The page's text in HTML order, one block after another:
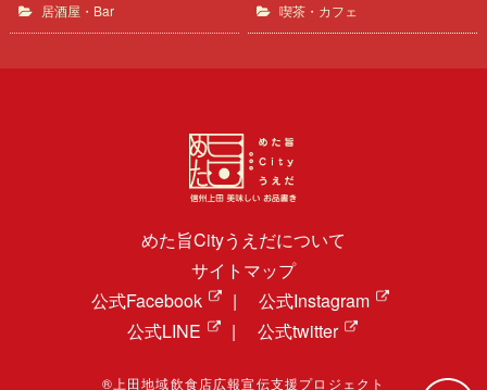
居酒屋・Bar 喫茶・カフェ
めた旨Cityうえだについて
サイトマップ
公式Facebook
| 公式Instagram
公式LINE
| 公式twitter
®上田地域飲食店広報宣伝支援プロジェクト